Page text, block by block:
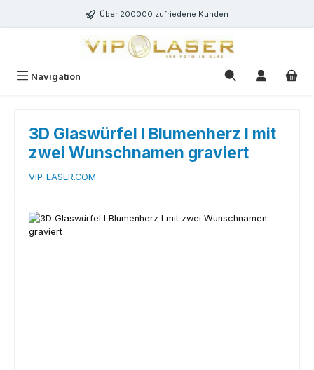
Zum Hauptinhalt springenÜber 200000 zufriedene Kunden
Navigation
3D Glaswürfel I Blumenherz I mit
zwei Wunschnamen graviert
VIP-LASER.COM
Bildergalerie überspringen